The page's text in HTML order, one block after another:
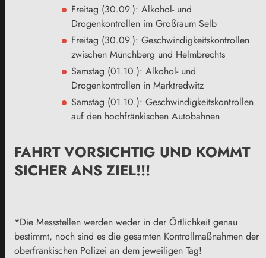
Freitag (30.09.): Alkohol- und
Drogenkontrollen im Großraum Selb
Freitag (30.09.): Geschwindigkeitskontrollen
zwischen Münchberg und Helmbrechts
Samstag (01.10.): Alkohol- und
Drogenkontrollen in Marktredwitz
Samstag (01.10.): Geschwindigkeitskontrollen
auf den hochfränkischen Autobahnen
FAHRT VORSICHTIG UND KOMMT
SICHER ANS ZIEL!!!
*Die Messstellen werden weder in der Örtlichkeit genau
bestimmt, noch sind es die gesamten Kontrollmaßnahmen der
oberfränkischen Polizei an dem jeweiligen Tag!